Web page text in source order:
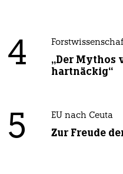
4
„Der Mythos
hartnäckig“
5 EU nach Ceuta
Zur Freude